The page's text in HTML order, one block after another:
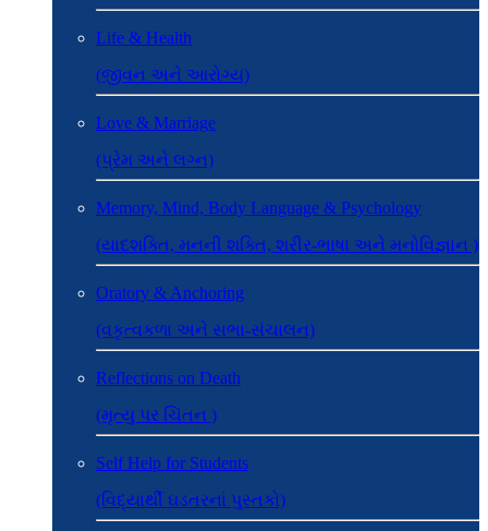
Life & Health
(જીવન અને આરોગ્ય)
Love & Marriage
(પ્રેમ અને લગ્ન)
Memory, Mind, Body Language & Psychology
(યાદશક્તિ, મનની શક્તિ, શરીર-ભાષા અને મનોવિજ્ઞાન )
Oratory & Anchoring
(વકૃત્વકળા અને સભા-સંચાલન)
Reflections on Death
(મૃત્યુ પર ચિંતન )
Self Help for Students
(વિદ્યાર્થી ઘડતરનાં પુસ્તકો)